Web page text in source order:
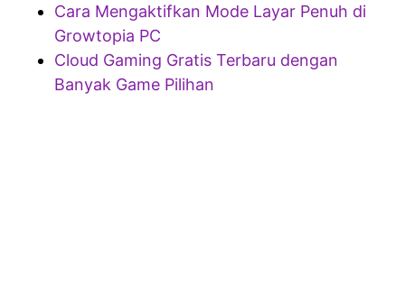
Cara Mengaktifkan Mode Layar Penuh di
Growtopia PC
Cloud Gaming Gratis Terbaru dengan
Banyak Game Pilihan